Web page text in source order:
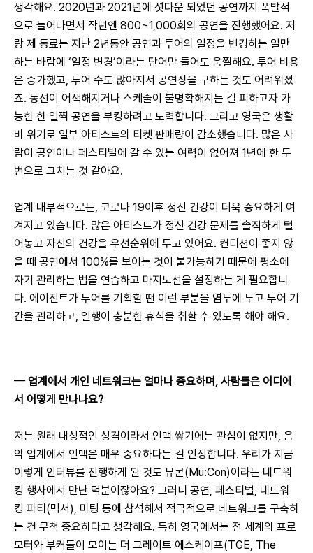
생각해요. 2020년과 2021년에 셧다운 되었던 공연까지 폭발적
으로 늘어나면서 작년엔 800~1,000회의 공연을 진행했어요. 저
랑 제 동료는 지난 2년동안 공연과 투어의 일정을 변경하는 일만
하는 바람에 ‘일정 변경’이라는 단어만 들어도 움찔해요. 투어 비용
은 증가했고, 투어 수도 많아져서 공연장을 구하는 것도 어려워졌
죠. 동선이 어색해지거나 스케줄이 불명확해지는 걸 피하고자 가
능한 한 일찍 공연을 부킹하려고 노력합니다. 그리고 영국은 생활
비 위기로 일부 아티스트의 티켓 판매량이 감소했습니다. 많은 사
람이 공연이나 페스티벌에 갈 수 있는 여력이 없어져 1년에 한 두
번으로 그치는 것 같아요.
업계 내부적으로는, 코로나 19이후 정신 건강이 더욱 중요하게 여
겨지고 있습니다. 많은 아티스트가 정신 건강 문제를 솔직하게 털
어놓고 자신의 건강을 우선순위에 두고 있어요. 컨디션이 좋지 않
을 때 공연에서 100%를 보이는 것이 불가능하기 때문에 평소에
자기 관리하는 법을 연습하고 마지노선을 설정하는 게 필요합니
다. 에이전트가 투어를 기획할 땐 이런 부분을 염두에 두고 투어 기
간을 관리하고, 일행이 충분한 휴식을 취할 수 있도록 해야 해요.
— 업계에서 개인 네트워크는 얼마나 중요하며, 사람들은 어디에
서 어떻게 만나나요?
저는 원래 내성적인 성격이라서 인맥 쌓기에는 관심이 없지만, 음
악 업계에서 인맥은 매우 중요하다는 걸 인정합니다. 우리가 지금
이렇게 인터뷰를 진행하게 된 것도 뮤콘(Mu:Con)이라는 네트워
킹 행사에서 만난 덕분이잖아요? 그러니 공연, 페스티벌, 네트워
킹 파티(믹서), 미팅 등에 참석해서 적극적으로 네트워크를 구축하
는 건 무척 중요하다고 생각해요. 특히 영국에서는 전 세계의 프로
모터와 부커들이 모이는 더 그레이트 에스케이프(TGE, The